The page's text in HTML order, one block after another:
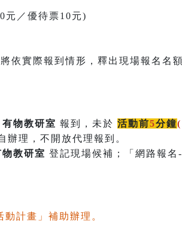
元／優待票10元)
依實際報到情形，釋出現場報名名額
物教研室 報到，未於 活動前5分鐘(
辦理，不開放代理報到。
教研室 登記現場候補；「網路報
計畫」補助辦理。